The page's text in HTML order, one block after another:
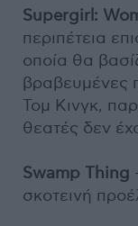
Supergirl:
περιπέτεια
οποία θα
βραβευμένες
Τομ Κινγκ,
θεατές δεν
Swamp Thing
σκοτεινή